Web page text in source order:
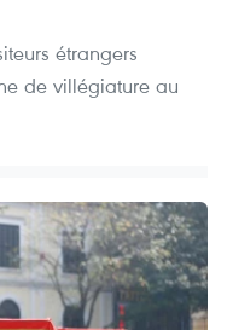
étrangers
de villégiature au